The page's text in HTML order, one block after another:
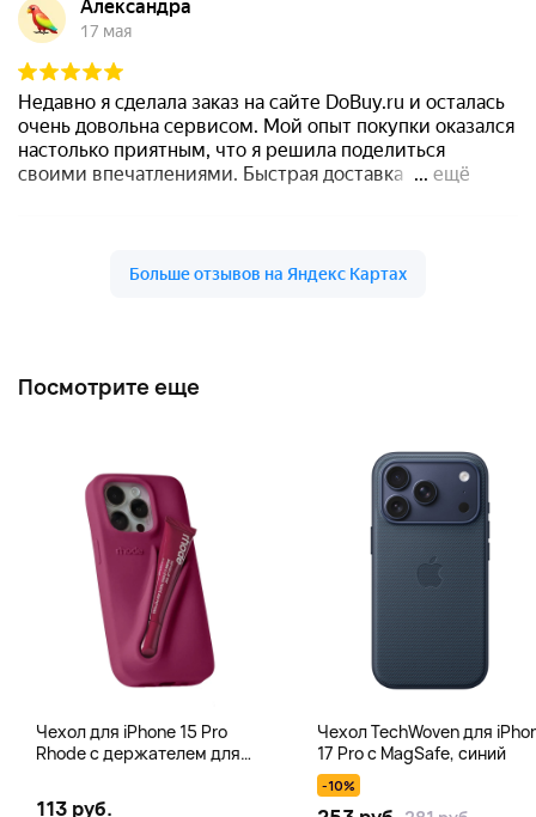
Посмотрите еще
Чехол для iPhone 15 Pro
Rhode с держателем для
113 руб.
Чехол TechWoven для
17 Pro с MagSafe, синий
-10%